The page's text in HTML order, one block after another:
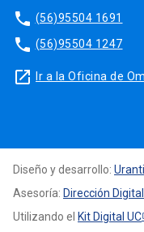
phone (56)95504 1691
phone (56)95504 1247
launch Ir a la Oficina de
Diseño y desarrollo:
Asesoría: Dirección Digital
Utilizando el Kit Digital UC